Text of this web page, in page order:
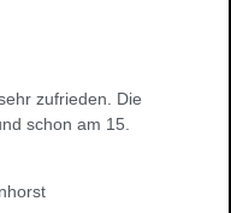
zufrieden. Die
schon am 15.